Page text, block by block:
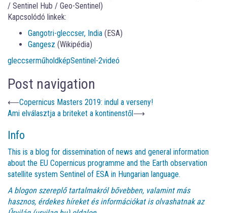
/ Sentinel Hub / Geo-Sentinel)
Kapcsolódó linkek:
Gangotri-gleccser, India (ESA)
Gangesz (Wikipédia)
gleccserműholdképSentinel-2videó
Post navigation
⟵Copernicus Masters 2019: indul a verseny!
Ami elválasztja a briteket a kontinenstől⟶
Info
This is a blog for dissemination of news and general information
about the EU Copernicus programme and the Earth observation
satellite system Sentinel of ESA in Hungarian language.
A blogon szereplő tartalmakról bővebben, valamint más
hasznos, érdekes híreket és információkat is olvashatnak az